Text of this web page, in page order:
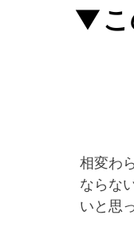
▼こ
相変わ
ならな
いと思